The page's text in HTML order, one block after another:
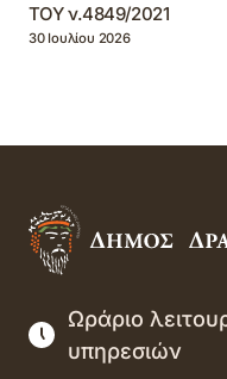
ΤΟΥ ν.4849/2021 &
30 Ιουλίου 2026
Ωράριο
υπηρεσιών